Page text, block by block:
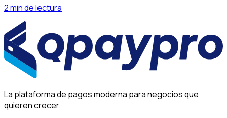
2 min de lectura
La plataforma de pagos moderna para negocios que
quieren crecer.